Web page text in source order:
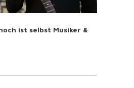
ist selbst Musiker &